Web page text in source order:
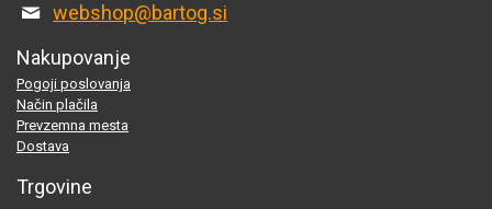
webshop@bartog.si
Nakupovanje
Pogoji poslovanja
Način plačila
Prevzemna mesta
Dostava
Trgovine